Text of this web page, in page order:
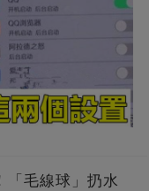
「毛線球」扔水